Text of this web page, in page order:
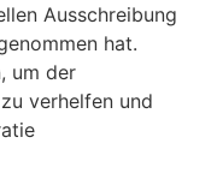
Ausschreibung
hat.
um der
verhelfen und